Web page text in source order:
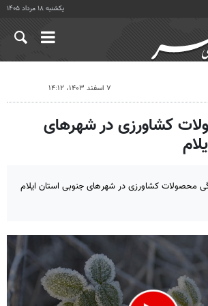
یکشنبه ۱۸ مرداد ۱۴۰۵
۷ اسفند ۱۴۰۳، ۱۴:۱۲
کشاورزی در شهرهای
محصولات کشاورزی در شهرهای جنوبی استان ایلام